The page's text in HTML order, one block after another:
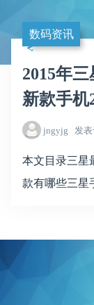
数码资讯
2015年
新款手机
jngyjg 发
本文目录三星
款有哪些三星